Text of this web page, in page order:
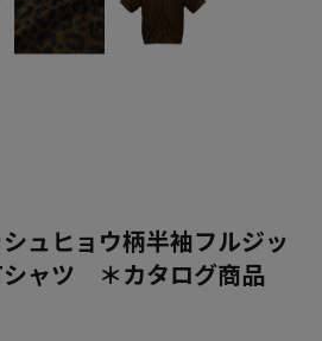
シュヒョウ柄半袖フルジッ
シャツ ＊カタログ商品